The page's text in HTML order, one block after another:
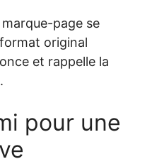
page se
original
et rappelle la
pour une